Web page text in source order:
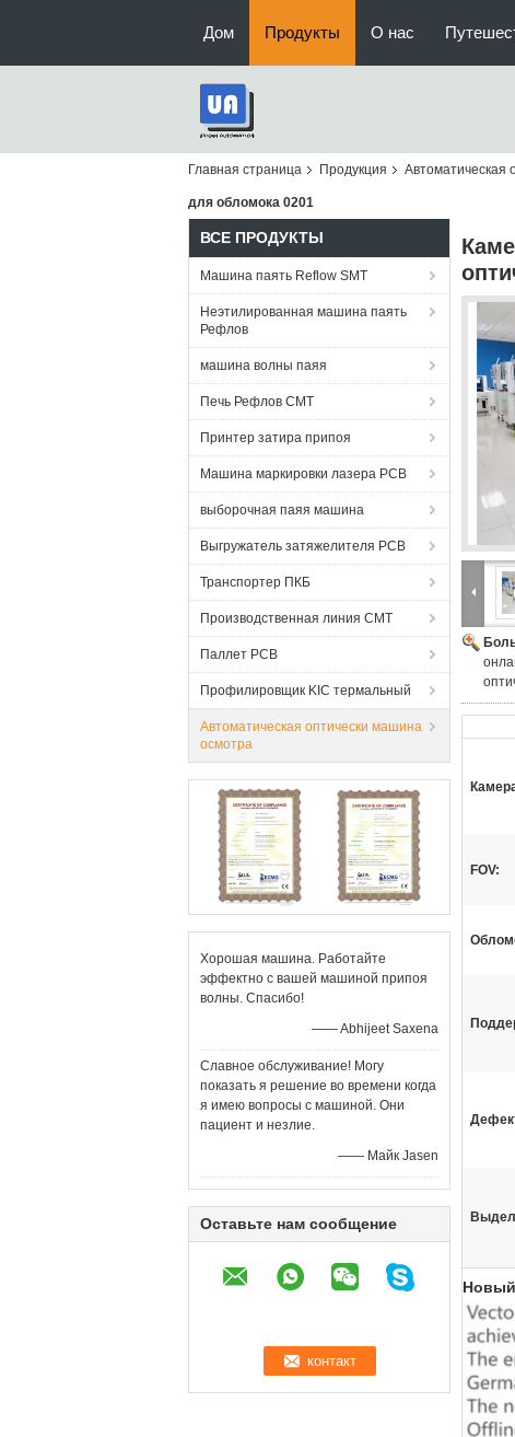
Дом Продукты О нас
Главная страница Продукция Автоматическая
для обломока 0201
ВСЕ ПРОДУКТЫ
Машина паять Reflow SMT
Неэтилированная машина паять
Рефлов
машина волны паяя
Печь Рефлов СМТ
Принтер затира припоя
Машина маркировки лазера PCB
выборочная паяя машина
Выгружатель затяжелителя PCB
Транспортер ПКБ
Производственная линия СМТ
Паллет PCB
Профилировщик KIC термальный
Автоматическая оптически машина
осмотра
Хорошая машина. Работайте
эффектно с вашей машиной припоя
волны. Спасибо!
—— Abhijeet Saxena
Славное обслуживание! Могу
показать я решение во времени когда
я имею вопросы с машиной. Они
пациент и незлие.
—— Майк Jasen
Оставьте нам сообщение
FOV: